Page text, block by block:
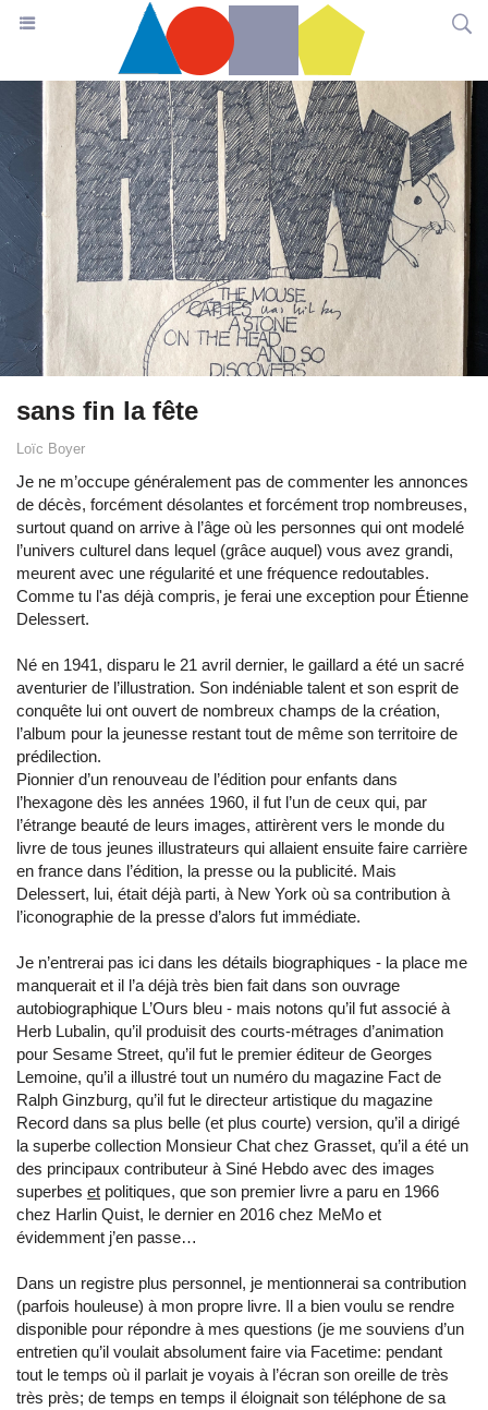
sans fin la fête
Loïc Boyer
Je ne m’occupe généralement pas de commenter les annonces
de décès, forcément désolantes et forcément trop nombreuses,
surtout quand on arrive à l’âge où les personnes qui ont modelé
l’univers culturel dans lequel (grâce auquel) vous avez grandi,
meurent avec une régularité et une fréquence redoutables.
Comme tu l'as déjà compris, je ferai une exception pour Étienne
Delessert.
Né en 1941, disparu le 21 avril dernier, le gaillard a été un sacré
aventurier de l’illustration. Son indéniable talent et son esprit de
conquête lui ont ouvert de nombreux champs de la création,
l’album pour la jeunesse restant tout de même son territoire de
prédilection.
Pionnier d’un renouveau de l’édition pour enfants dans
l’hexagone dès les années 1960, il fut l’un de ceux qui, par
l’étrange beauté de leurs images, attirèrent vers le monde du
livre de tous jeunes illustrateurs qui allaient ensuite faire carrière
en france dans l’édition, la presse ou la publicité. Mais
Delessert, lui, était déjà parti, à New York où sa contribution à
l’iconographie de la presse d’alors fut immédiate.
Je n’entrerai pas ici dans les détails biographiques - la place me
manquerait et il l’a déjà très bien fait dans son ouvrage
autobiographique L’Ours bleu - mais notons qu’il fut associé à
Herb Lubalin, qu’il produisit des courts-métrages d’animation
pour Sesame Street, qu’il fut le premier éditeur de Georges
Lemoine, qu’il a illustré tout un numéro du magazine Fact de
Ralph Ginzburg, qu’il fut le directeur artistique du magazine
Record dans sa plus belle (et plus courte) version, qu’il a dirigé
la superbe collection Monsieur Chat chez Grasset, qu’il a été un
des principaux contributeur à Siné Hebdo avec des images
superbes et politiques, que son premier livre a paru en 1966
chez Harlin Quist, le dernier en 2016 chez MeMo et
évidemment j’en passe…
Dans un registre plus personnel, je mentionnerai sa contribution
(parfois houleuse) à mon propre livre. Il a bien voulu se rendre
disponible pour répondre à mes questions (je me souviens d’un
entretien qu’il voulait absolument faire via Facetime: pendant
tout le temps où il parlait je voyais à l’écran son oreille de très
très près; de temps en temps il éloignait son téléphone de sa